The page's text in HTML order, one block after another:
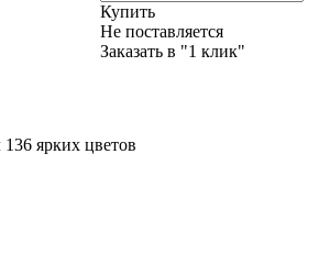
Купить
Не поставляется
Заказать в "1 клик"
ярких цветов